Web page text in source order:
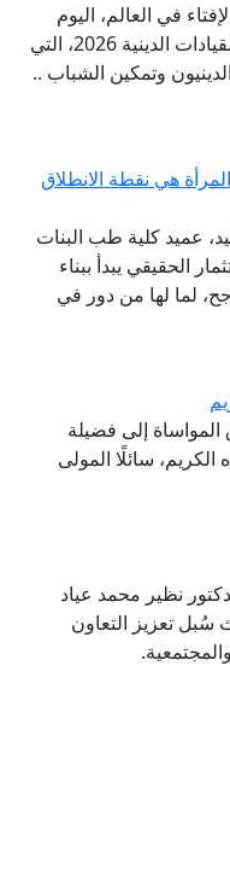
في العالم، اليوم
الخميس إلى العاصمة الماليزية كوالالمبور؛ للمشاركة في أعمال القمة الدولية الثالثة للقيادات الدينية 2026، التي
وتمكين الشباب ..
هي نقطة الانطلاق
عميد كلية طب البنات
الحقيقي يبدأ ببناء
لما لها من دور في
المواساة إلى فضيلة
الكريم، سائلًا المولى
نظير محمد عياد
سُبل تعزيز التعاون